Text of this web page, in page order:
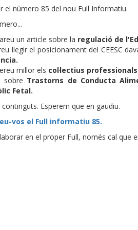
el número 85 del nou Full Informatiu.
un article sobre la regulació de
llegir el posicionament del CEESC
millor els col·lectius professionals
sobre Trastorns de Conducta
Fetal.
Esperem que en gaudiu.
vos el Full informatiu 85.
en el proper Full, només cal que